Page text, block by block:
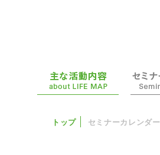
トップ セミナーカレンダー